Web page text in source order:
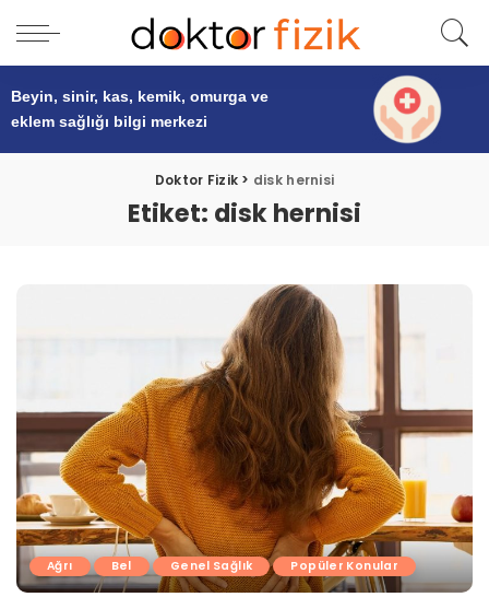
Beyin, sinir, kas, kemik, omurga ve
eklem sağlığı bilgi merkezi
Doktor Fizik > disk hernisi
Etiket: disk hernisi
Ağrı Bel Genel Sağlık Popüler Konular